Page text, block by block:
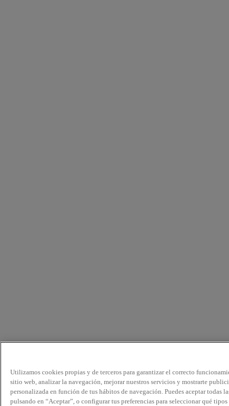
Utilizamos cookies propias y de terceros para garantizar el correcto
sitio web, analizar la navegación, mejorar nuestros servicios y mostrarte
personalizada en función de tus hábitos de navegación. Puedes aceptar todas
pulsando en “Aceptar”, o configurar tus preferencias para seleccionar qué tipos